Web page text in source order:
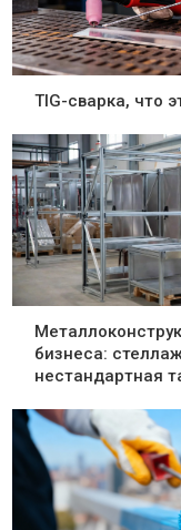
TIG-сварка, что
бизнеса:
нестандартная